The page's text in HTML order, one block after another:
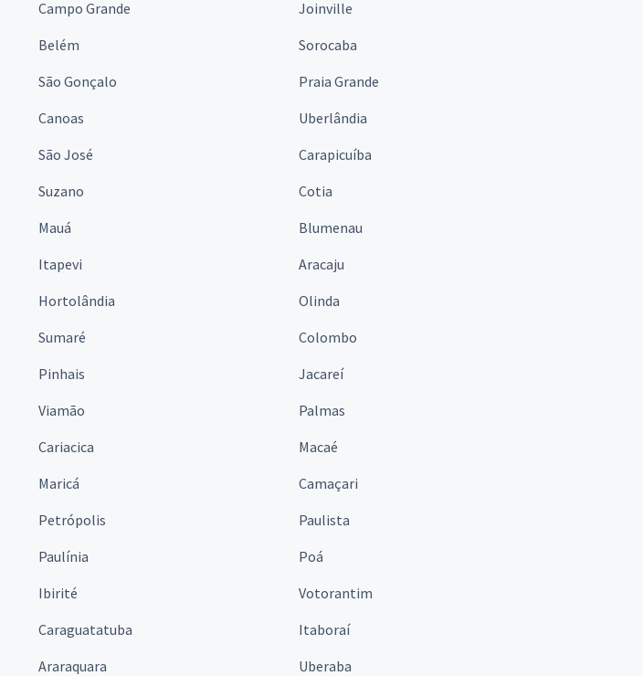
Campo Grande
Joinville
Belém
Sorocaba
São Gonçalo
Praia Grande
Canoas
Uberlândia
São José
Carapicuíba
Suzano
Cotia
Mauá
Blumenau
Itapevi
Aracaju
Hortolândia
Olinda
Sumaré
Colombo
Pinhais
Jacareí
Viamão
Palmas
Cariacica
Macaé
Maricá
Camaçari
Petrópolis
Paulista
Paulínia
Poá
Ibirité
Votorantim
Caraguatatuba
Itaboraí
Araraquara Uberaba